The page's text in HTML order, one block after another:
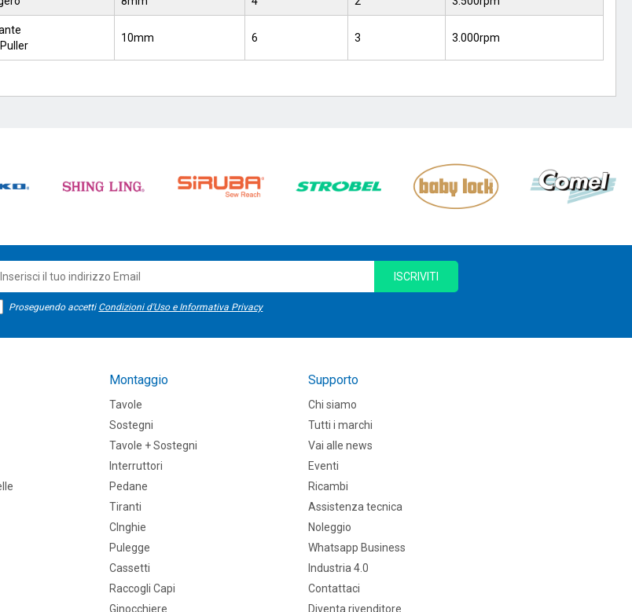
10mm 6 3 3.000rpm
Proseguendo accetti Condizioni d'Uso e Informativa Privacy
ISCRIVITI
Montaggio
Tavole
Sostegni
Tavole + Sostegni
Interruttori
Pedane
Tiranti
CInghie
Pulegge
Cassetti
Raccogli Capi
Ginocchiere
Supporto
Chi siamo
Tutti i marchi
Vai alle news
Eventi
Ricambi
Assistenza tecnica
Noleggio
Whatsapp Business
Industria 4.0
Contattaci
Diventa rivenditore